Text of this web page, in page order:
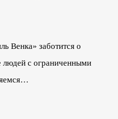
Венка» заботится о
людей с ограниченными